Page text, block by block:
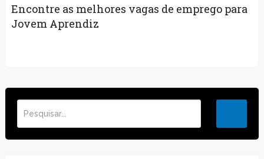
Encontre as melhores vagas de emprego para
Jovem Aprendiz